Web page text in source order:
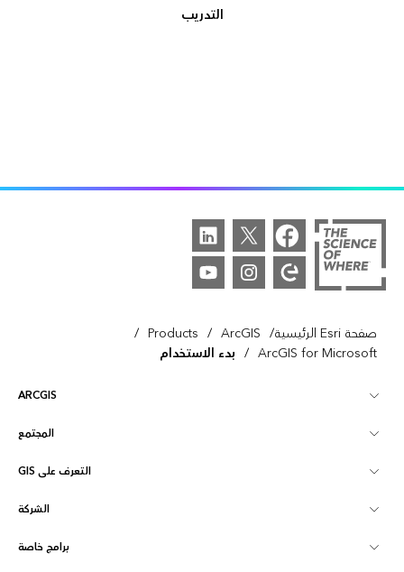
التدريب
صفحة Esri الرئيسية /
ArcGIS
/
Products
/
ArcGIS for Microsoft
/ بدء الاستخدام
ARCGIS
نظرة عامة على ArcGIS
تخطيط
المجتمع
مجتمع Esri
ArcGIS Blog
التعرف على GIS
ما هي GIS؟
ذكاء الموقع
الشركة
نبذة عن Esri برامج خاصة